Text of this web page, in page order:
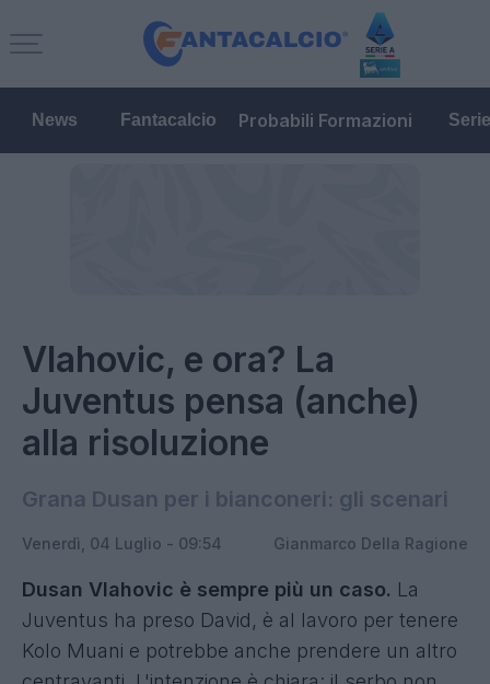
News Fantacalcio Probabili Formazioni
Vlahovic, e ora? La
Juventus pensa (anche)
alla risoluzione
Grana Dusan per i bianconeri: gli scenari
Venerdì, 04 Luglio - 09:54 Gianmarco Della Ragione
Dusan Vlahovic è sempre più un caso. La
Juventus ha preso David, è al lavoro per tenere
Kolo Muani e potrebbe anche prendere un altro